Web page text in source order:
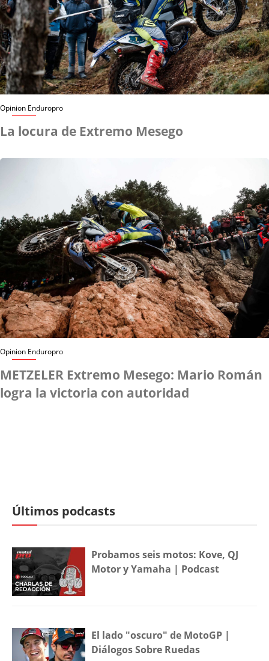
Opinion Enduropro
La locura de Extremo Mesego
Opinion Enduropro
METZELER Extremo Mesego: Mario Román
logra la victoria con autoridad
Últimos podcasts
Probamos seis motos: Kove, QJ
Motor y Yamaha | Podcast
El lado "oscuro" de MotoGP |
Diálogos Sobre Ruedas